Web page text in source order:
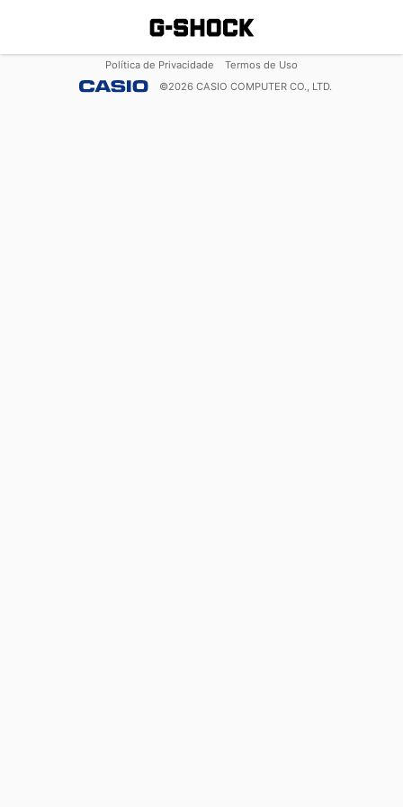
Política de Privacidade
Termos de Uso
©2026 CASIO COMPUTER CO., LTD.